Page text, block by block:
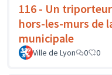
116 - Un
hors-les-murs de
municipale
Ville de Lyon 0 0